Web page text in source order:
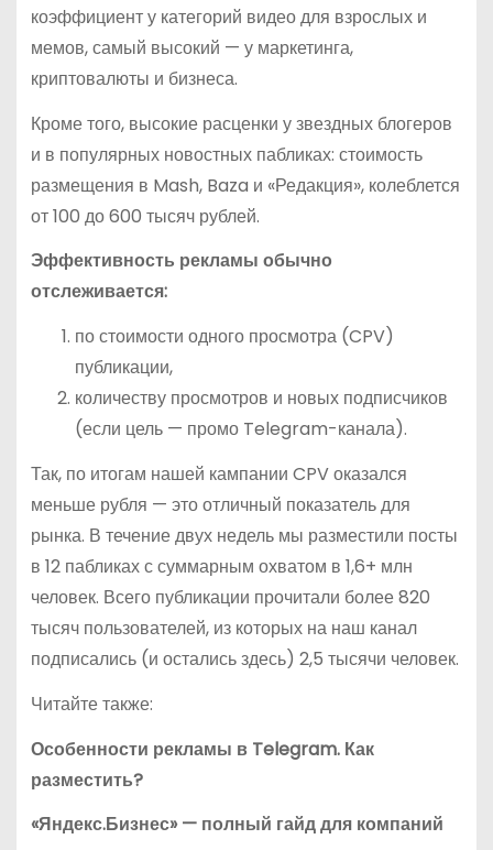
коэффициент у категорий видео для взрослых и
мемов, самый высокий — у маркетинга,
криптовалюты и бизнеса.
Кроме того, высокие расценки у звездных блогеров
и в популярных новостных пабликах: стоимость
размещения в Mash, Baza и «Редакция», колеблется
от 100 до 600 тысяч рублей.
Эффективность рекламы обычно
отслеживается:
по стоимости одного просмотра (CPV)
публикации,
количеству просмотров и новых подписчиков
(если цель — промо Telegram-канала).
Так, по итогам нашей кампании CPV оказался
меньше рубля — это отличный показатель для
рынка. В течение двух недель мы разместили посты
в 12 пабликах с суммарным охватом в 1,6+ млн
человек. Всего публикации прочитали более 820
тысяч пользователей, из которых на наш канал
подписались (и остались здесь) 2,5 тысячи человек.
Читайте также:
Особенности рекламы в Telegram. Как
разместить?
«Яндекс.Бизнес» — полный гайд для компаний